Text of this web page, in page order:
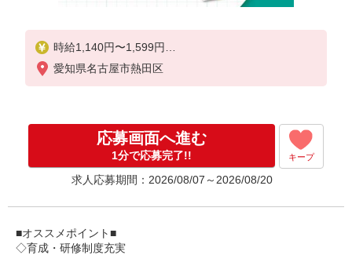
時給1,140円〜1,599円
★土日祝日は時給100円アップ！
愛知県名古屋市熱田区
応募画面へ進む
1分で応募完了!! キープ
求人応募期間：2026/08/07～2026/08/20
■オススメポイント■
◇育成・研修制度充実